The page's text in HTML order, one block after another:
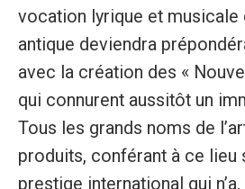
vocation lyrique et musicale
antique deviendra
avec la création des «
qui connurent aussitôt un
Tous les grands noms de
produits, conférant à ce lieu
prestige international qui